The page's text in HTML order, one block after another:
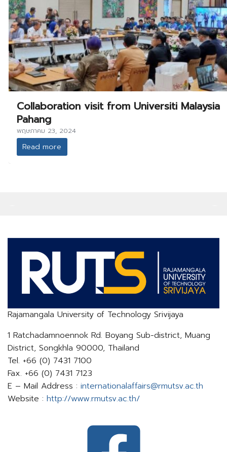
Collaboration visit from Universiti Malaysia
Pahang
พฤษภาคม 23, 2024
Read more
Rajamangala University of Technology Srivijaya
1 Ratchadamnoennok Rd. Boyang Sub-district, Muang
District, Songkhla 90000, Thailand
Tel. +66 (0) 7431 7100
Fax. +66 (0) 7431 7123
E – Mail Address : internationalaffairs@rmutsv.ac.th​​​​​​​
Website : http://www.rmutsv.ac.th/